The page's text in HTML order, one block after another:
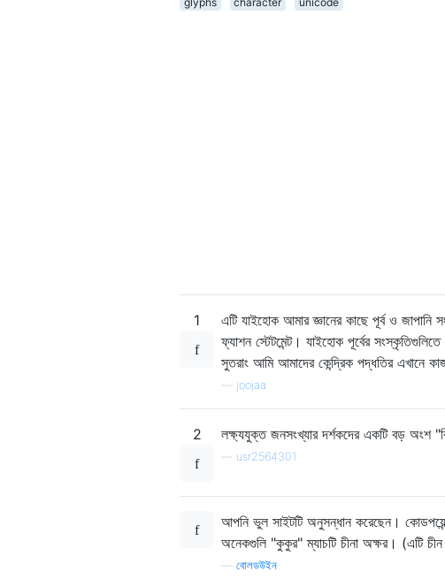
1
এটি যাইহোক আমার জ্ঞানের কাছে পূর্ব ও
ফ্যাশন স্টেটমেন্ট। যাইহোক পূর্বের
সুতরাং আমি আমাদের কেন্দ্রিক পদ্ধতির এখানে
joojaa
2 লক্ষ্যযুক্ত জনসংখ্যার দর্শকদের একটি বড় অংশ
usr2564301
আপনি ভুল সাইটটি অনুসন্ধান করেছেন।
অনেকগুলি "কুকুর" ম্যাচটি চীনা অক্ষর। (এটি
বোলডউইন